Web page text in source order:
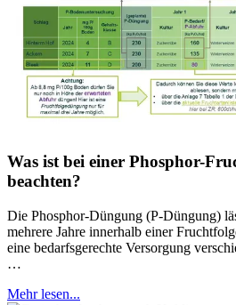
Was ist bei einer Phosphor-
beachten?
Die Phosphor-Düngung (P-Düngung)
mehrere Jahre innerhalb einer
eine bedarfsgerechte Versorgung
…
Mehr lesen...